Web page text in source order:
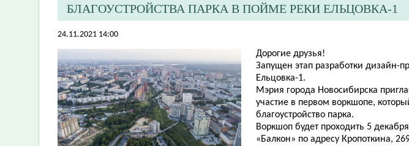
БЛАГОУСТРОЙСТВА ПАРКА В ПОЙМЕ РЕКИ ЕЛЬЦОВКА-1
24.11.2021 14:00
Дорогие друзья!
Запущен этап разработки дизайн-
Ельцовка-1.
Мэрия города Новосибирска
участие в первом воркшопе,
благоустройство парка.
Воркшоп будет проходить 5
«Балкон» по адресу ​Кропоткина,